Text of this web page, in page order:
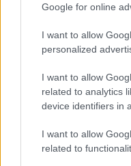
Google for online
I want to allow
personalized
I want to allow
related to analytics
device identifiers in
I want to allow
related to
MAGYAR PÉTER:
BERUHÁZÁSI
MAGYARORSZÁG
TOVÁBBRA IS
Átfogó energetikai
kormány.